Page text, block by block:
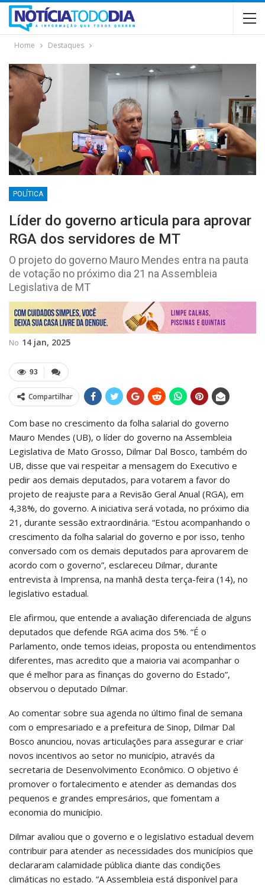
Home Destaques
POLÍTICA
Líder do governo articula para aprovar
RGA dos servidores de MT
O projeto do governo Mauro Mendes entra na pauta
de votação no próximo dia 21 na Assembleia
Legislativa de MT
No 14 jan, 2025
93
Compartilhar
Com base no crescimento da folha salarial do governo
Mauro Mendes (UB), o líder do governo na Assembleia
Legislativa de Mato Grosso, Dilmar Dal Bosco, também do
UB, disse que vai respeitar a mensagem do Executivo e
pedir aos demais deputados, para votarem a favor do
projeto de reajuste para a Revisão Geral Anual (RGA), em
4,38%, do governo. A iniciativa será votada, no próximo dia
21, durante sessão extraordinária. “Estou acompanhando o
crescimento da folha salarial do governo e por isso, tenho
conversado com os demais deputados para aprovarem de
acordo com o governo”, esclareceu Dilmar, durante
entrevista à Imprensa, na manhã desta terça-feira (14), no
legislativo estadual.
Ele afirmou, que entende a avaliação diferenciada de alguns
deputados que defende RGA acima dos 5%. “É o
Parlamento, onde temos ideias, proposta ou entendimentos
diferentes, mas acredito que a maioria vai acompanhar o
que é melhor para as finanças do governo do Estado”,
observou o deputado Dilmar.
Ao comentar sobre sua agenda no último final de semana
com o empresariado e a prefeitura de Sinop, Dilmar Dal
Bosco anunciou, novas articulações para assegurar e criar
novos incentivos ao setor no município, através da
secretaria de Desenvolvimento Econômico. O objetivo é
promover o fortalecimento e atender as demandas dos
pequenos e grandes empresários, que fomentam a
economia do município.
Dilmar avaliou que o governo e o legislativo estadual devem
contribuir para atender as necessidades dos municípios que
declararam calamidade pública diante das condições
climáticas no estado. “A Assembleia está disponível para